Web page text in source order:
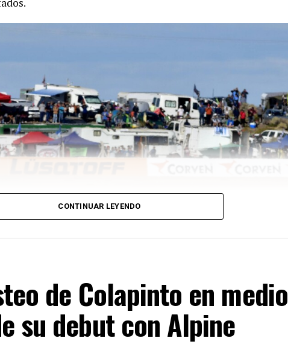
la tercera presentación del Turismo Carretera en la
CONTINUAR LEYENDO
de Colapinto en
su debut con Alpine